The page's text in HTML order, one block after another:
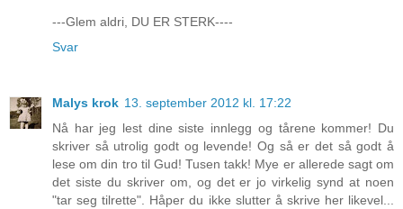
---Glem aldri, DU ER STERK----
Svar
Malys krok 13. september 2012 kl. 17:22
Nå har jeg lest dine siste innlegg og tårene kommer! Du
skriver så utrolig godt og levende! Og så er det så godt å
lese om din tro til Gud! Tusen takk! Mye er allerede sagt om
det siste du skriver om, og det er jo virkelig synd at noen
"tar seg tilrette". Håper du ikke slutter å skrive her likevel...